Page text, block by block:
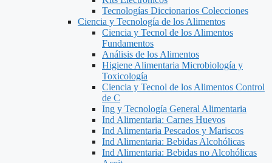
Tecnologías Diccionarios Colecciones
Ciencia y Tecnología de los Alimentos
Ciencia y Tecnol de los Alimentos
Fundamentos
Análisis de los Alimentos
Higiene Alimentaria Microbiología y
Toxicología
Ciencia y Tecnol de los Alimentos Control
de C
Ing y Tecnología General Alimentaria
Ind Alimentaria: Carnes Huevos
Ind Alimentaria Pescados y Mariscos
Ind Alimentaria: Bebidas Alcohólicas
Ind Alimentaria: Bebidas no Alcohólicas